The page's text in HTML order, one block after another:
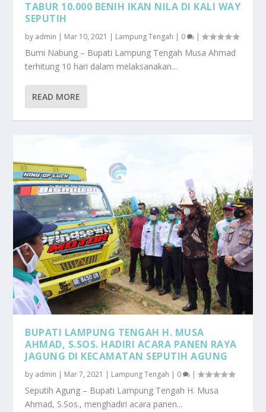
TABUR 10.000 BENIH IKAN NILA DI KALI WAY
SEPUTIH
by admin | Mar 10, 2021 | Lampung Tengah | 0 |
Bumi Nabung – Bupati Lampung Tengah Musa Ahmad
terhitung 10 hari dalam melaksanakan...
READ MORE
BUPATI LAMPUNG TENGAH H. MUSA
AHMAD, S.SOS. HADIRI ACARA PANEN RAYA
JAGUNG DI KECAMATAN SEPUTIH AGUNG
by admin | Mar 7, 2021 | Lampung Tengah | 0 |
Seputih Agung – Bupati Lampung Tengah H. Musa
Ahmad, S.Sos., menghadiri acara panen...